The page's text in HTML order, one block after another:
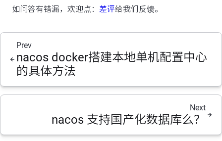
如问答有错漏，欢迎点： 差评给我们反馈。
Prev
nacos docker搭建本地单机配置中心
的具体方法
Next
nacos 支持国产化数据库么？